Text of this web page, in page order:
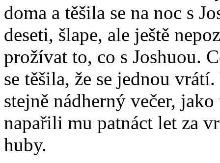
doma a těšila se na noc s
deseti, šlape, ale ještě
prožívat to, co s Joshuou.
se těšila, že se jednou
stejně nádherný večer,
napařili mu patnáct let za
huby.